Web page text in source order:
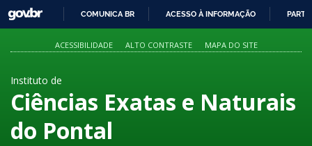
PARA
O
GOVBR
COMUNICA BR ACESSO À INFORMAÇÃO
ACESSIBILIDADE ALTO CONTRASTE MAPA DO SITE
Instituto de
Ciências Exatas e Naturais
do Pontal